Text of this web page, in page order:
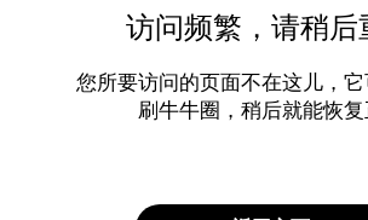
访问频繁，请稍后
您所要访问的页面不在这儿，
刷牛牛圈，稍后就能恢复